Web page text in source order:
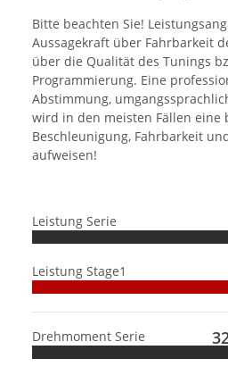
Bitte beachten Sie!
Aussagekraft über Fahrbarkeit
über die Qualität des Tunings
Programmierung. Eine
Abstimmung,
wird in den meisten Fällen eine
Beschleunigung, Fahrbarkeit
aufweisen!
Leistung Serie
Leistung Stage1
Drehmoment Serie